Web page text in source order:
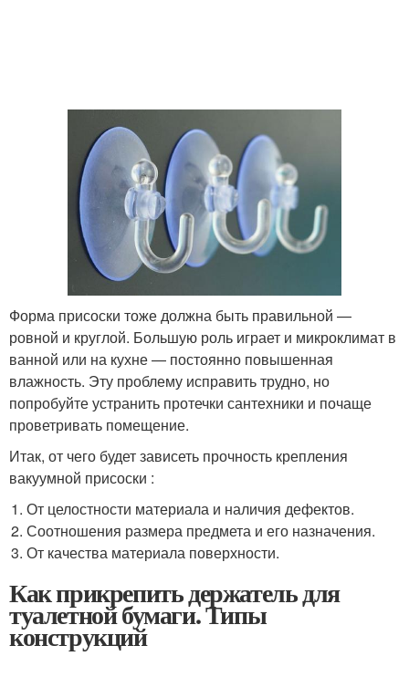
Форма присоски тоже должна быть правильной —
ровной и круглой. Большую роль играет и микроклимат в
ванной или на кухне — постоянно повышенная
влажность. Эту проблему исправить трудно, но
попробуйте устранить протечки сантехники и почаще
проветривать помещение.
Итак, от чего будет зависеть прочность крепления
вакуумной присоски :
От целостности материала и наличия дефектов.
Соотношения размера предмета и его назначения.
От качества материала поверхности.
Как прикрепить держатель для
туалетной бумаги. Типы
конструкций